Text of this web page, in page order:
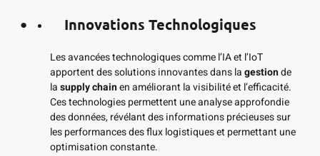
Innovations Technologiques
Les avancées technologiques comme l’IA et l’IoT
apportent des solutions innovantes dans lagestionde
lasupply chainen améliorant la visibilité et l’efficacité.
Ces technologies permettent une analyse approfondie
des données, révélant des informations précieuses sur
les performances des flux logistiques et permettant une
optimisation constante.